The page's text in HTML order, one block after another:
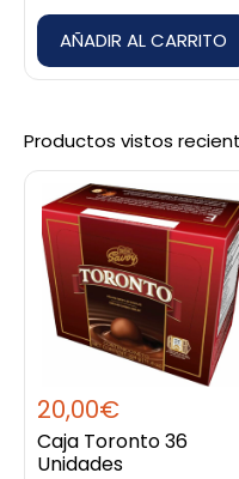
AÑADIR AL CARRITO
Productos vistos
20,00€
Caja Toronto 36
Unidades